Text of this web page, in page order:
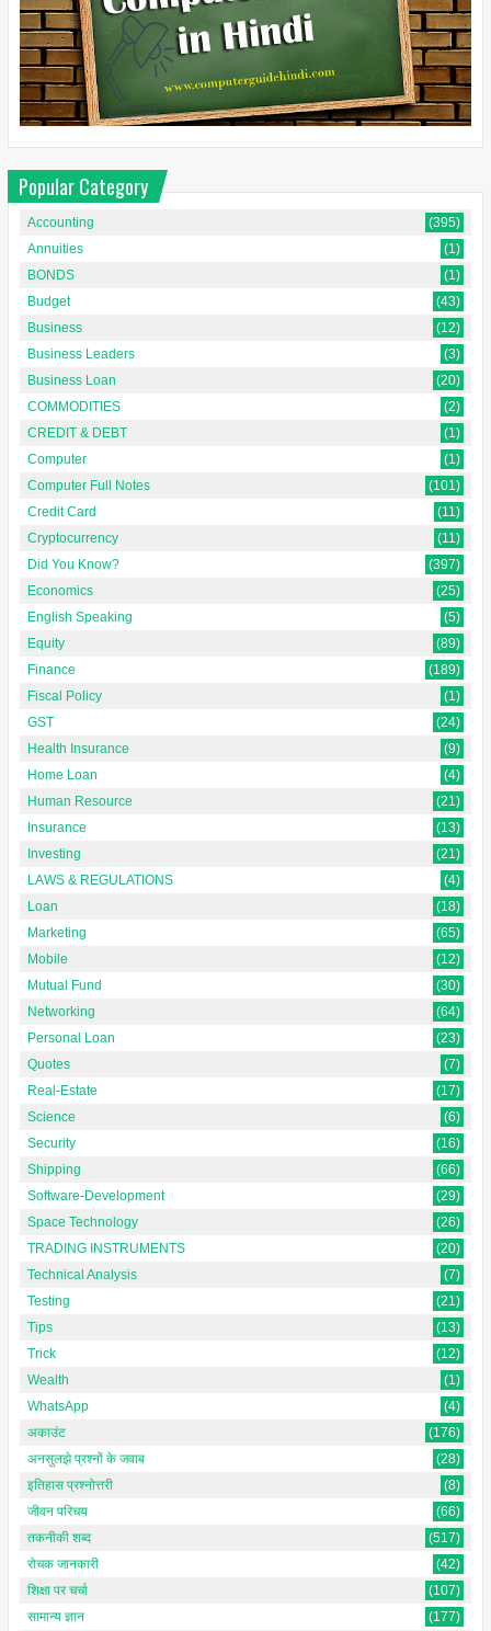
Popular Category
Accounting
(395)
Annuities
(1)
BONDS
(1)
Budget
(43)
Business
(12)
Business Leaders
(3)
Business Loan
(20)
COMMODITIES
(2)
CREDIT & DEBT
(1)
Computer
(1)
Computer Full Notes
(101)
Credit Card
(11)
Cryptocurrency
(11)
Did You Know?
(397)
Economics
(25)
English Speaking
(5)
Equity
(89)
Finance
(189)
Fiscal Policy
(1)
GST
(24)
Health Insurance
(9)
Home Loan
(4)
Human Resource
(21)
Insurance
(13)
Investing
(21)
LAWS & REGULATIONS
(4)
Loan
(18)
Marketing
(65)
Mobile
(12)
Mutual Fund
(30)
Networking
(64)
Personal Loan
(23)
Quotes
(7)
Real-Estate
(17)
Science
(6)
Security
(16)
Shipping
(66)
Software-Development
(29)
Space Technology
(26)
TRADING INSTRUMENTS
(20)
Technical Analysis
(7)
Testing
(21)
Tips
(13)
Trick
(12)
Wealth
(1)
WhatsApp
(4)
अकाउंट
(176)
अनसुलझे प्रश्नों के जवाब
(28)
इतिहास प्रश्नोत्तरी
(8)
जीवन परिचय
(66)
तकनीकी शब्द
(517)
रोचक जानकारी
(42)
शिक्षा पर चर्चा
(107)
सामान्य ज्ञान
(177)